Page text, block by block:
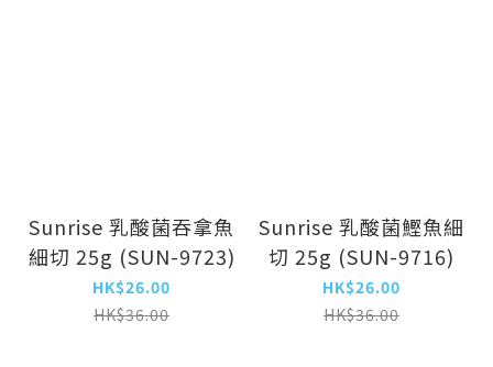
Sunrise 乳酸菌吞拿魚
細切 25g (SUN-9723)
HK$26.00
HK$36.00
Sunrise 乳酸菌鰹魚細
切 25g (SUN-9716)
HK$26.00
HK$36.00